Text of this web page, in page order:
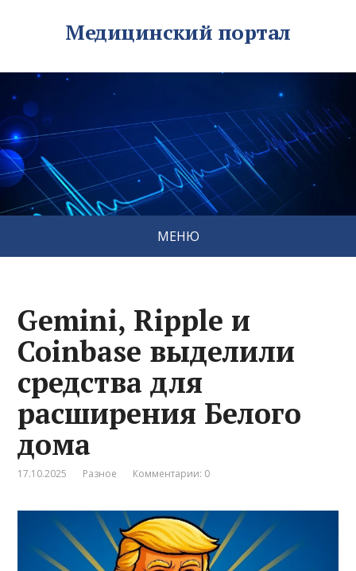
Медицинский портал
МЕНЮ
Gemini, Ripple и
Coinbase выделили
средства для
расширения Белого
дома
17.10.2025 Разное Комментарии: 0